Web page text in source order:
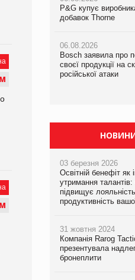
М
М
P&G купує
добавок Thorne
06.08.2026
Bosch заявила про
своєї продукції на
російської атаки
P&G купує
добавок Thorne
06.08.2026
Bosch заявила про
своєї продукції на
російської атаки
P&G купує
добавок Thorne
06.08.2026
Bosch заявила про
своєї продукції на
російської атаки
03 березня 2026
Освітній бенефіт як
утримання
підвищує
продуктивність
31 жовтня 2024
Компанія Rarog
презентувала
бронеплити